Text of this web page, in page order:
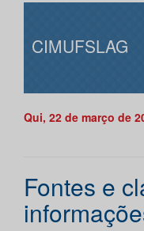
CIMUFSLAG
Qui, 22 de março de
Fontes e